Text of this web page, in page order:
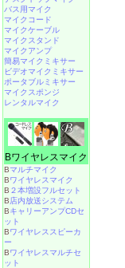
バス用マイク
マイクコード
マイクケーブル
マイクスタンド
マイクアンプ
簡易マイクミキサー
ビデオマイクミキサー
ポータブルミキサー
マイクスポンジ
レンタルマイク
Bワイヤレスマイク
Bマルチマイク
Bワイヤレスマイク
B ２本増設フルセット
B店内放送システム
BキャリーアンプCDセ
ット
Bワイヤレススピーカ
ー
Bワイヤレスマルチセ
ット